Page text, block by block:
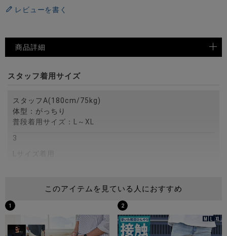
レビューを書く
商品詳細
スタッフ着用サイズ
スタッフA(180cm/75kg)
体型：がっちり
普段着用サイズ：L～XL
3
体型：がっちり
普段着用サイズ：M～L
このアイテムを見ている人におすすめ
1 2